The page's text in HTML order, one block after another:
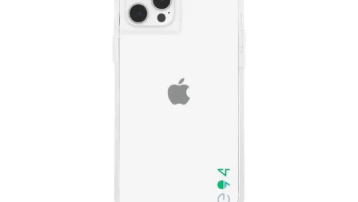
Оплачивайте сегодня только
% картой любого банка
выбранный способом
с вашей карты